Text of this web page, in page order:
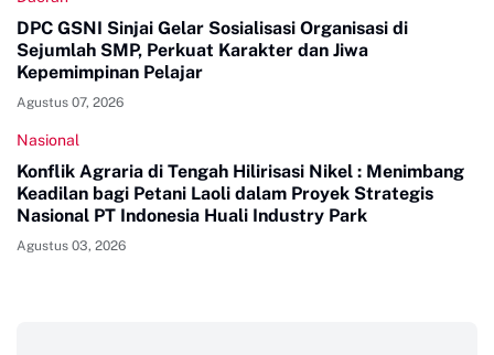
DPC GSNI Sinjai Gelar Sosialisasi Organisasi di
Sejumlah SMP, Perkuat Karakter dan Jiwa
Kepemimpinan Pelajar
Agustus 07, 2026
Nasional
Konflik Agraria di Tengah Hilirisasi Nikel : Menimbang
Keadilan bagi Petani Laoli dalam Proyek Strategis
Nasional PT Indonesia Huali Industry Park
Agustus 03, 2026